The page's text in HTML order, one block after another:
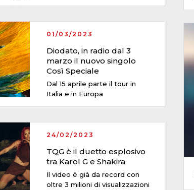
01/03/2023
Diodato, in radio dal 3
marzo il nuovo singolo
Così Speciale
Dal 15 aprile parte il tour in
Italia e in Europa
24/02/2023
TQG è il duetto esplosivo
tra Karol G e Shakira
Il video è già da record con
oltre 3 milioni di visualizzazioni